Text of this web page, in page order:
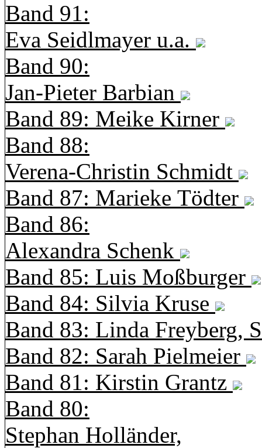
Band 91:
Eva Seidlmayer u.a.
Band 90:
Jan-Pieter Barbian
Band 89: Meike Kirner
Band 88:
Verena-Christin Schmidt
Band 87: Marieke Tödter
Band 86:
Alexandra Schenk
Band 85: Luis Moßburger
Band 84: Silvia Kruse
Band 83: Linda Freyberg,
Band 82: Sarah Pielmeier
Band 81: Kirstin Grantz
Band 80:
Stephan Holländer,